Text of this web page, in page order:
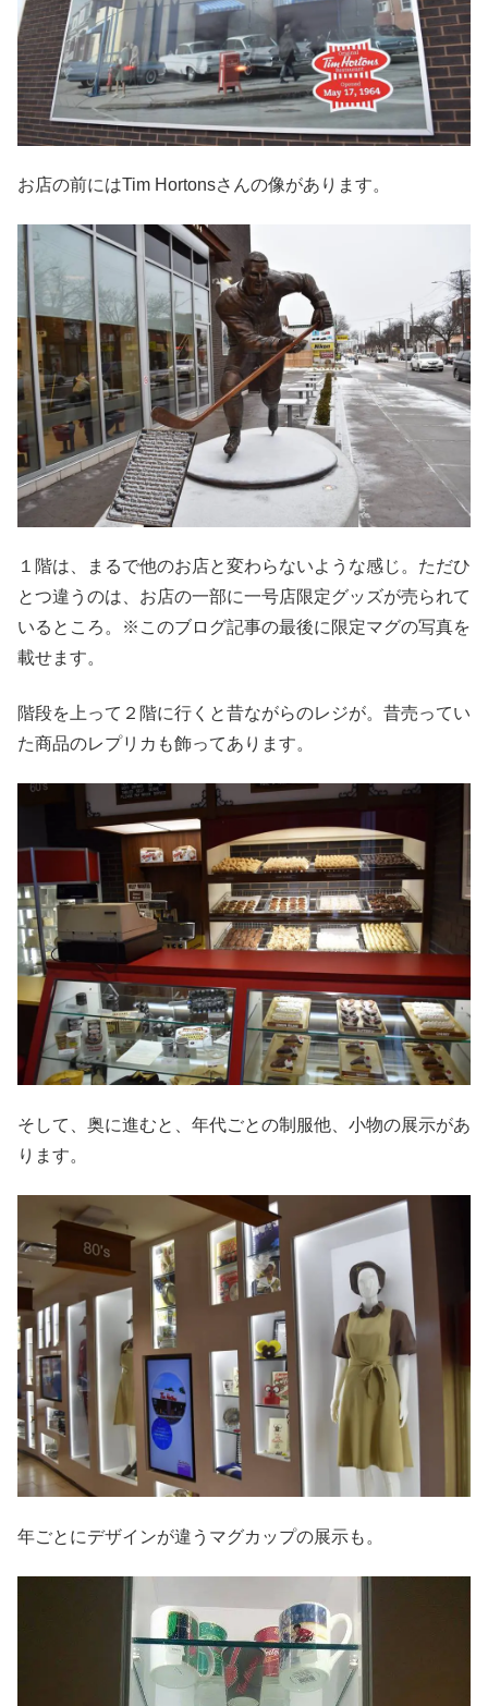
お店の前にはTim Hortonsさんの像があります。
１階は、まるで他のお店と変わらないような感じ。ただひ
とつ違うのは、お店の一部に一号店限定グッズが売られて
いるところ。※このブログ記事の最後に限定マグの写真を
載せます。
階段を上って２階に行くと昔ながらのレジが。昔売ってい
た商品のレプリカも飾ってあります。
そして、奥に進むと、年代ごとの制服他、小物の展示があ
ります。
年ごとにデザインが違うマグカップの展示も。